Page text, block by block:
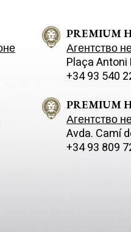
PREMIUM
Агентство
Plaça Antoni
+34 93 540
PREMIUM
Агентство
Avda. Camí­
+34 93 809